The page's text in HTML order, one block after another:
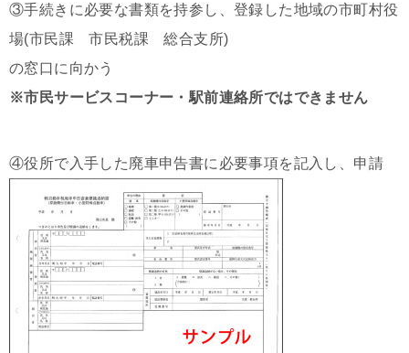
③手続きに必要な書類を持参し、登録した地域の市町村役
場(市民課 市民税課 総合支所)
の窓口に向かう
※市民サービスコーナー・駅前連絡所ではできません
④役所で入手した廃車申告書に必要事項を記入し、申請